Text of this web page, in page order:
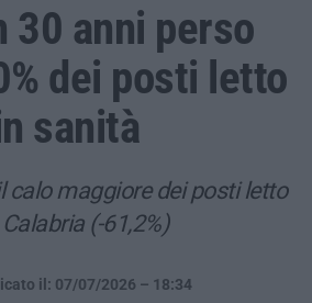
30 anni perso
dei posti letto
sanità
calo maggiore dei posti letto
(-61,2%)
il: 07/07/2026 – 18:34